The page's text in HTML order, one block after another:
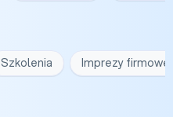
Szkolenia Imprezy firmowe